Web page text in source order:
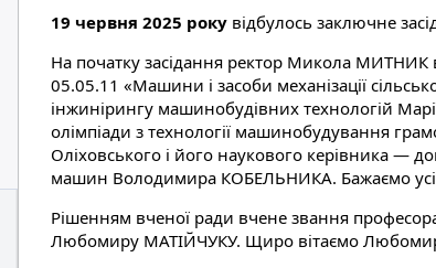
19 червня 2025 року відбулось заключне
На початку засідання ректор Микола МИТНИК
05.05.11 «Машини і засоби механізації
інжинірингу машинобудівних технологій
олімпіади з технології машинобудування
Оліховського і його наукового керівника —
машин Володимира КОБЕЛЬНИКА. Бажаємо усім
Рішенням вченої ради вчене звання
Любомиру МАТІЙЧУКУ. Щиро вітаємо